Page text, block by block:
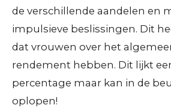
de verschillende aandelen en
impulsieve beslissingen. Dit
dat vrouwen over het
rendement hebben. Dit lijkt
percentage maar kan in de
oplopen!